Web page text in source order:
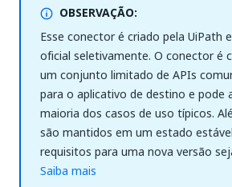
OBSERVAÇÃO:
Esse conector é criado pela UiPath
oficial seletivamente. O conector é
um conjunto limitado de APIs
para o aplicativo de destino e pode
maioria dos casos de uso típicos.
são mantidos em um estado
requisitos para uma nova versão
Saiba mais